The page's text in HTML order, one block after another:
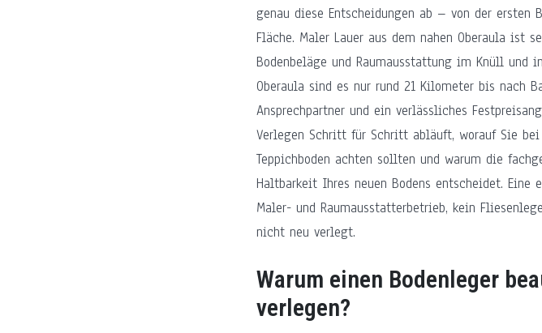
genau diese Entscheidungen ab – von der
Fläche. Maler Lauer aus dem nahen Oberaula ist
Bodenbeläge und Raumausstattung im Knüll und
Oberaula sind es nur rund 21 Kilometer bis nach
Ansprechpartner und ein verlässliches
Verlegen Schritt für Schritt abläuft, worauf Sie
Teppichboden achten sollten und warum die
Haltbarkeit Ihres neuen Bodens entscheidet. Eine
Maler- und Raumausstatterbetrieb, kein
nicht neu verlegt.
Warum einen Bodenleger
verlegen?